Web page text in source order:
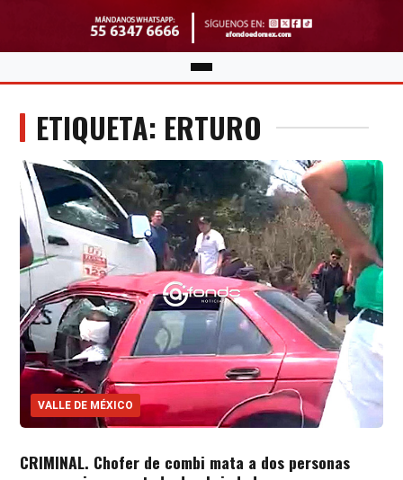
ETIQUETA: ERTURO
VALLE DE MÉXICO
CRIMINAL. Chofer de combi mata a dos personas